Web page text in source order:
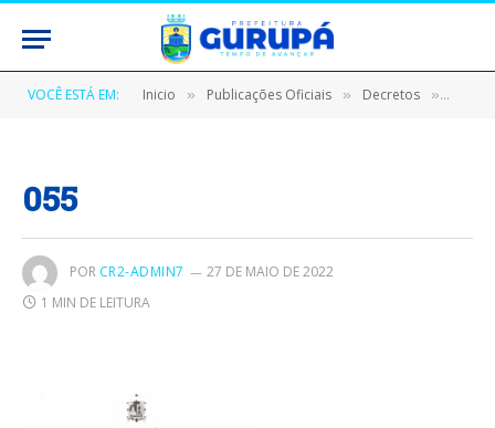
VOCÊ ESTÁ EM: Inicio » Publicações Oficiais » Decretos »
055
POR CR2-ADMIN7
27 DE MAIO DE 2022
1 MIN DE LEITURA